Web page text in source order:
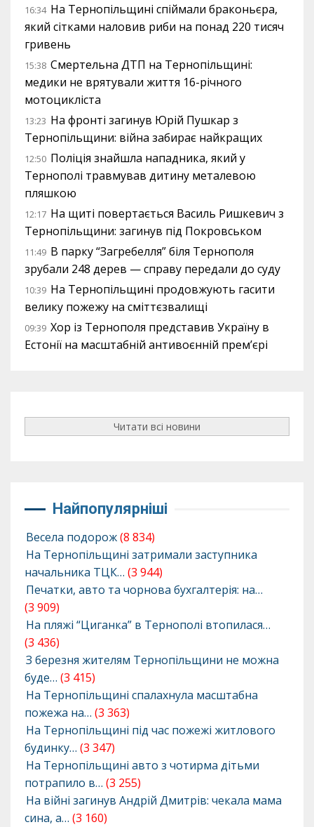
16:34 На Тернопільщині спіймали браконьєра,
який сітками наловив риби на понад 220 тисяч
гривень
15:38 Смертельна ДТП на Тернопільщині:
медики не врятували життя 16-річного
мотоцикліста
13:23 На фронті загинув Юрій Пушкар з
Тернопільщини: війна забирає найкращих
12:50 Поліція знайшла нападника, який у
Тернополі травмував дитину металевою
пляшкою
12:17 На щиті повертається Василь Ришкевич з
Тернопільщини: загинув під Покровськом
11:49 В парку “Загребелля” біля Тернополя
зрубали 248 дерев — справу передали до суду
10:39 На Тернопільщині продовжують гасити
велику пожежу на сміттєзвалищі
09:39 Хор із Тернополя представив Україну в
Естонії на масштабній антивоєнній прем’єрі
Читати всі новини
Найпопулярніші
Весела подорож(8 834)
На Тернопільщині затримали заступника
начальника ТЦК… (3 944)
Печатки, авто та чорнова бухгалтерія: на…
(3 909)
На пляжі “Циганка” в Тернополі втопилася…
(3 436)
З березня жителям Тернопільщини не можна
буде… (3 415)
На Тернопільщині спалахнула масштабна
пожежа на… (3 363)
На Тернопільщині під час пожежі житлового
будинку… (3 347)
На Тернопільщині авто з чотирма дітьми
потрапило в… (3 255)
На війні загинув Андрій Дмитрів: чекала мама
сина, а… (3 160)